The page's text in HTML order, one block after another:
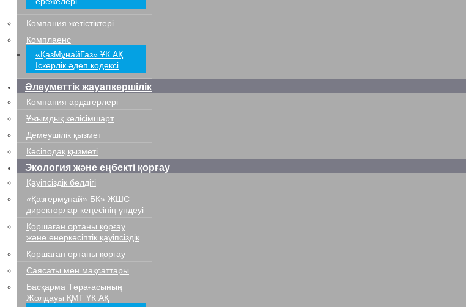
Компания жетістіктері
Комплаенс
«ҚазМұнайГаз» ҰК АҚ
Іскерлік әдеп кодексі
Әлеуметтік жауапкершілік
Компания ардагерлері
Ұжымдық келісімшарт
Демеушілік қызмет
Кәсіподақ қызметі
Экология және еңбекті қорғау
Қауіпсіздік белдігі
«Қазгермұнай» БК» ЖШС
директорлар кеңесінің үндеуі
Қоршаған ортаны қорғау
және өнеркәсіптік қауіпсіздік
Қоршаған ортаны қорғау
Саясаты мен мақсаттары
Басқарма Төрағасының
Жолдауы ҚМГ ҰК АҚ